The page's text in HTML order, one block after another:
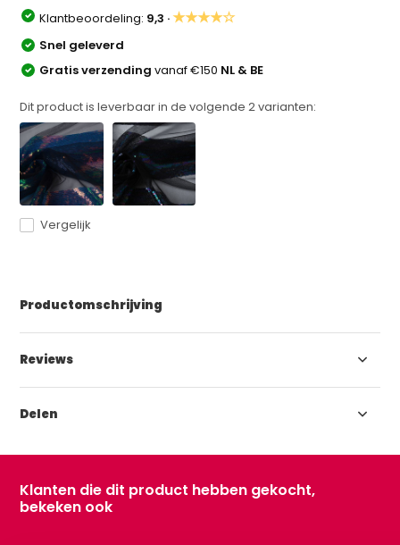
Klantbeoordeling: 9,3 ·★★★★☆
Snel geleverd
Gratis verzendingvanaf €150 NL & BE
Dit product is leverbaar in de volgende2varianten:
Vergelijk
Productomschrijving
Reviews
Delen
Klanten die dit product hebben gekocht,
bekeken ook